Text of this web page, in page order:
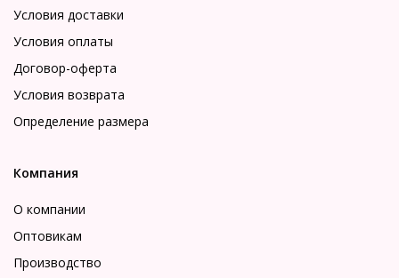
Условия доставки
Условия оплаты
Договор-оферта
Условия возврата
Определение размера
Компания
О компании
Оптовикам
Производство